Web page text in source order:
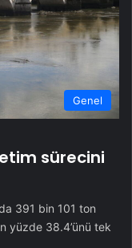
Genel
sürecini
391 bin 101 ton
yüzde 38.4’ünü tek